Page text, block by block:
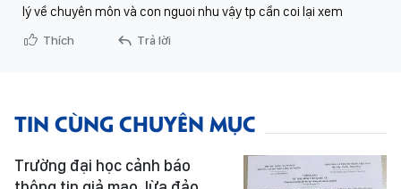
lý về chuyên môn và con nguoi nhu vậy tp cần coi lại xem
Thích Trả lời
TIN CÙNG CHUYÊN MỤC
Trường đại học cảnh báo